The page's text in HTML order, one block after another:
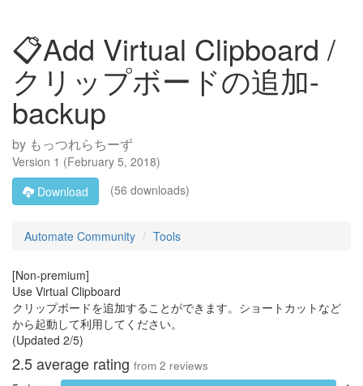
📋Add Virtual Clipboard /
クリップボードの追加-
backup
by もっつれらちーず
Version 1 (February 5, 2018)
Download
(56 downloads)
Automate Community Tools
[Non-premium]
Use Virtual Clipboard
クリップボードを追加することができます。ショートカットなど
から起動して利用してください。
(Updated 2/5)
2.5average rating from 2 reviews